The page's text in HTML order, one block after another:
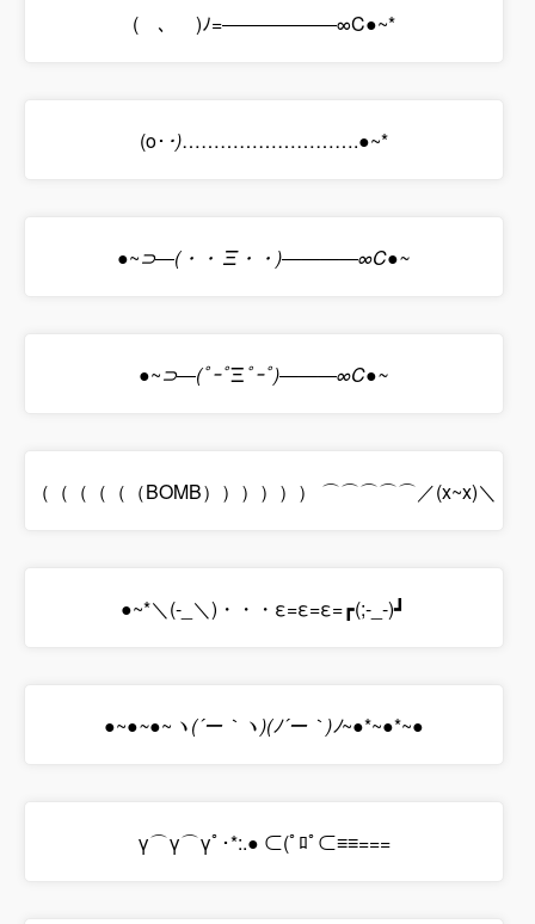
(￣、￣)ﾉ=――――――∞C●~*
(o･ ･)……………………….●~*
●~⊃―(・ ・ Ξ・ ・)――――∞C●~
●~⊃―(ﾟｰﾟΞﾟｰﾟ)―――∞C●~
（（（（（（BOMB）））））） ⌒⌒⌒⌒⌒／(x~x)＼
●~*＼(-_＼)・・・ε=ε=ε=┏(;-_-)┛
●~●~●~ ヽ(´ー｀ヽ)(ﾉ´ー｀)ﾉ~●*~●*~●
γ⌒γ⌒γﾟ･*:.● ⊂(ﾟﾛﾟ⊂≡≡===